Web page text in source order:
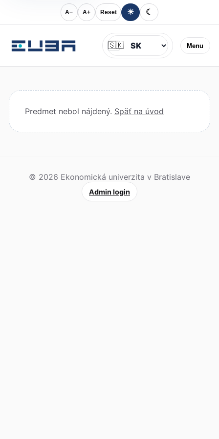
A− A+ Reset ☀ ☾
Menu
Jazyk
🇸🇰
Predmet nebol nájdený. Späť na úvod
© 2026 Ekonomická univerzita v Bratislave
Admin login